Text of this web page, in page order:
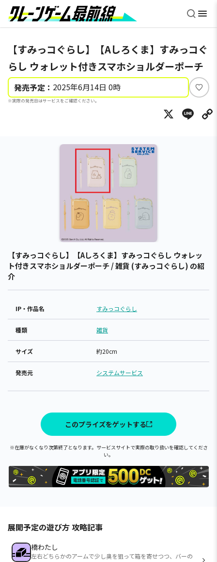
【すみっコぐらし】【Aしろくま】すみっコぐ
らし ウォレット付きスマホショルダーポーチ
発売予定： 2025年6月14日 0時
※実際の発売日はサービスをご確認ください。
い
ね
X
【すみっコぐらし】【Aしろくま】すみっコぐらし ウォレッ
ト付きスマホショルダーポーチ / 雑貨 (すみっコぐらし) の紹
介
IP・作品名 すみっコぐらし
種類 雑貨
サイズ 約20cm
発売元 システムサービス
このプライズをゲットする
※在庫がなくなり次第終了となります。サービスサイトで実際の取り扱いを確認してくださ
い。
展開予定の遊び方 攻略記事
橋わたし
左右どちらかのアームで少し奥を狙って箱を寄せつつ、バーの